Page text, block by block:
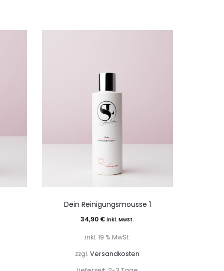
Dein Reinigungsmousse 1
34,90 € inkl. MwSt.
inkl. 19 % MwSt.
zzgl.Versandkosten